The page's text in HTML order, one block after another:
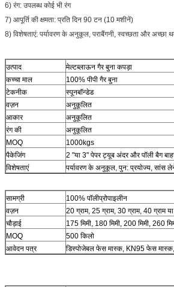
6) रंग: उपलब्ध कोई भी रंग
7) आपूर्ति की क्षमता: प्रति दिन 90 टन (10 मशीनें)
8) विशेषताएं: पर्यावरण के अनुकूल, पराबैंगनी, स्वच्छता और अच्छा
उत्पाद
मेल्टब्लाऊन गैर बुना कपड़ा
कच्चा माल
100% पीपी गैर बुना
टेकनीक
स्पूनबॉन्डेड
वज़न
अनुकूलित
आकार
अनुकूलित
रंग की
अनुकूलित
MOQ
1000kgs
पैकेजिंग
2 "या 3" पेपर ट्यूब अंदर और पॉली बैग
विशेषताएं
पर्यावरण के अनुकूल, पुन: प्रयोज्य, सांस
सामग्री
100% पॉलीप्रोपाइलीन
वज़न
20 ग्राम, 25 ग्राम, 30 ग्राम, 40 ग्राम
चौड़ाई
175 मिमी, 180 मिमी, 200 मिमी, 260
MOQ
500 किलो
आवेदन पत्र
डिस्पोजेबल फेस मास्क, KN95 फेस